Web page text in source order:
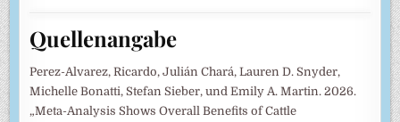
Quellenangabe
Perez-Alvarez, Ricardo, Julián Chará, Lauren D. Snyder,
Michelle Bonatti, Stefan Sieber, und Emily A. Martin. 2026.
„Meta-Analysis Shows Overall Benefits of Cattle